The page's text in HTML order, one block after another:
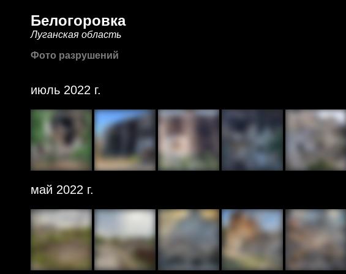
Белогоровка
Луганская область
Фото разрушений
июль 2022 г.
май 2022 г.